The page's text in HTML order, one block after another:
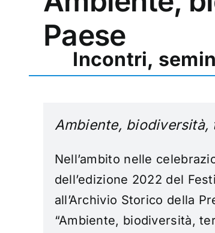
Paese
Incontri,
Ambiente, biodiversità,
Nell’ambito nelle
dell’edizione 2022 del
all’Archivio Storico della
“Ambiente, biodiversità,